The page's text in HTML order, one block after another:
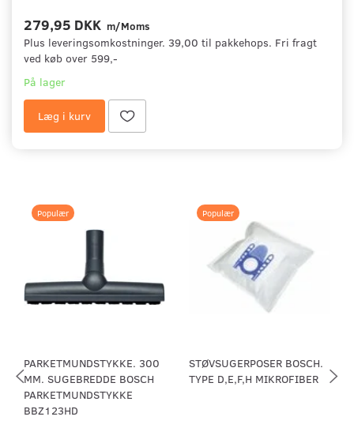
279,95 DKK m/Moms
Plus leveringsomkostninger. 39,00 til pakkehops. Fri fragt
ved køb over 599,-
På lager
Læg i kurv
Populær
PARKETMUNDSTYKKE. 300
MM. SUGEBREDDE BOSCH
PARKETMUNDSTYKKE
BBZ123HD
Populær
STØVSUGERPOSER BOSCH.
TYPE D,E,F,H MIKROFIBER